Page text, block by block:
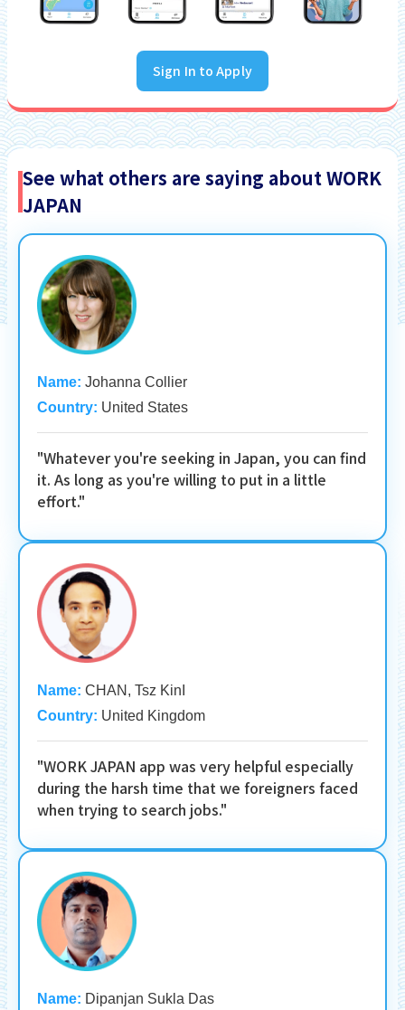
Sign In to Apply
See what others are saying about WORK
JAPAN
Name: Johanna Collier
Country: United States
"Whatever you're seeking in Japan, you can find
it. As long as you're willing to put in a little
effort."
Name: CHAN, Tsz KinI
Country: United Kingdom
"WORK JAPAN app was very helpful especially
during the harsh time that we foreigners faced
when trying to search jobs."
Name: Dipanjan Sukla Das